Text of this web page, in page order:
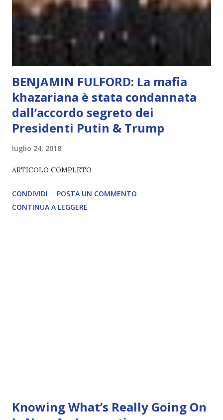
diventerà sempre più avanzata (soprattutto tra il 2027 e il
2035), emergeranno situazioni che renderanno la differenza
lampante: L’IA sarà in gr...
BENJAMIN FULFORD: La mafia
khazariana è stata condannata
dall’accordo segreto dei
Presidenti Putin & Trump
luglio 24, 2018
ARTICOLO COMPLETO
CONDIVIDI
POSTA UN COMMENTO
CONTINUA A LEGGERE
Knowing What’s Really Going On